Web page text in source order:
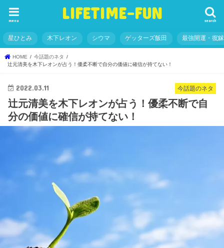
LIFETIME-FUN search
menu
星ひとみ 木下レオン シウマ ゲッターズ飯田 最強開運・復
HOME
今話題のネタ
辻元清美を木下レオンが占う！優柔不断で自分の価値に確信が持てない！
今話題のネタ
2022.03.11
辻元清美を木下レオンが占う！優柔不断で自
分の価値に確信が持てない！